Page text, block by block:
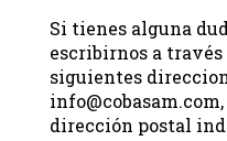
Si tienes alguna
escribirnos a través
siguientes
dirección postal